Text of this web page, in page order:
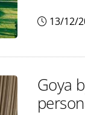
13/12/
Goya